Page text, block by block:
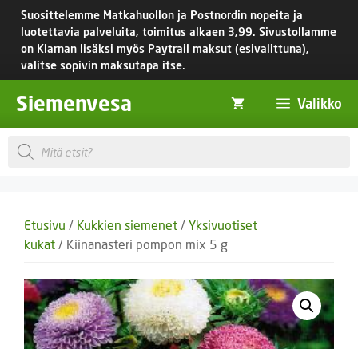
Siirry
sisältöön
Suosittelemme Matkahuollon ja Postnordin nopeita ja
luotettavia palveluita, toimitus alkaen 3,99. Sivustollamme
on Klarnan lisäksi myös Paytrail maksut (esivalittuna),
valitse sopivin maksutapa itse.
Siemenvesa Valikko
Products
search
Etusivu / Kukkien siemenet / Yksivuotiset
kukat / Kiinanasteri pompon mix 5 g